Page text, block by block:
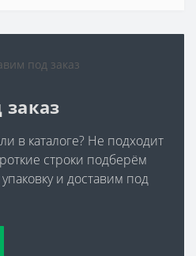
в каталоге? Не подходит
строки подберём
и доставим под